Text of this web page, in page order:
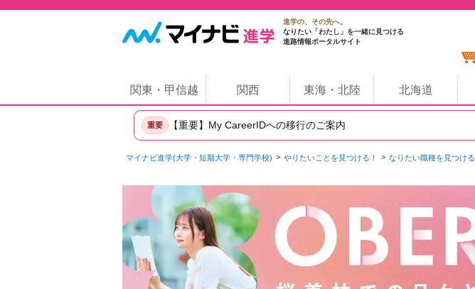
進学の、その先へ。
なりたい「わたし」を一緒に見つける
進路情報ポータルサイト
関東・甲信越 関西 東海・北陸 北海道
重要 【重要】My CareerIDへの移行のご案内
マイナビ進学(大学・短期大学・専門学校) やりたいことを見つける！ なりたい職種を見つける